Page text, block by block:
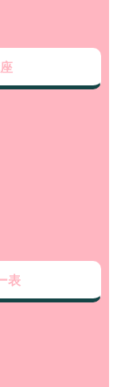
表